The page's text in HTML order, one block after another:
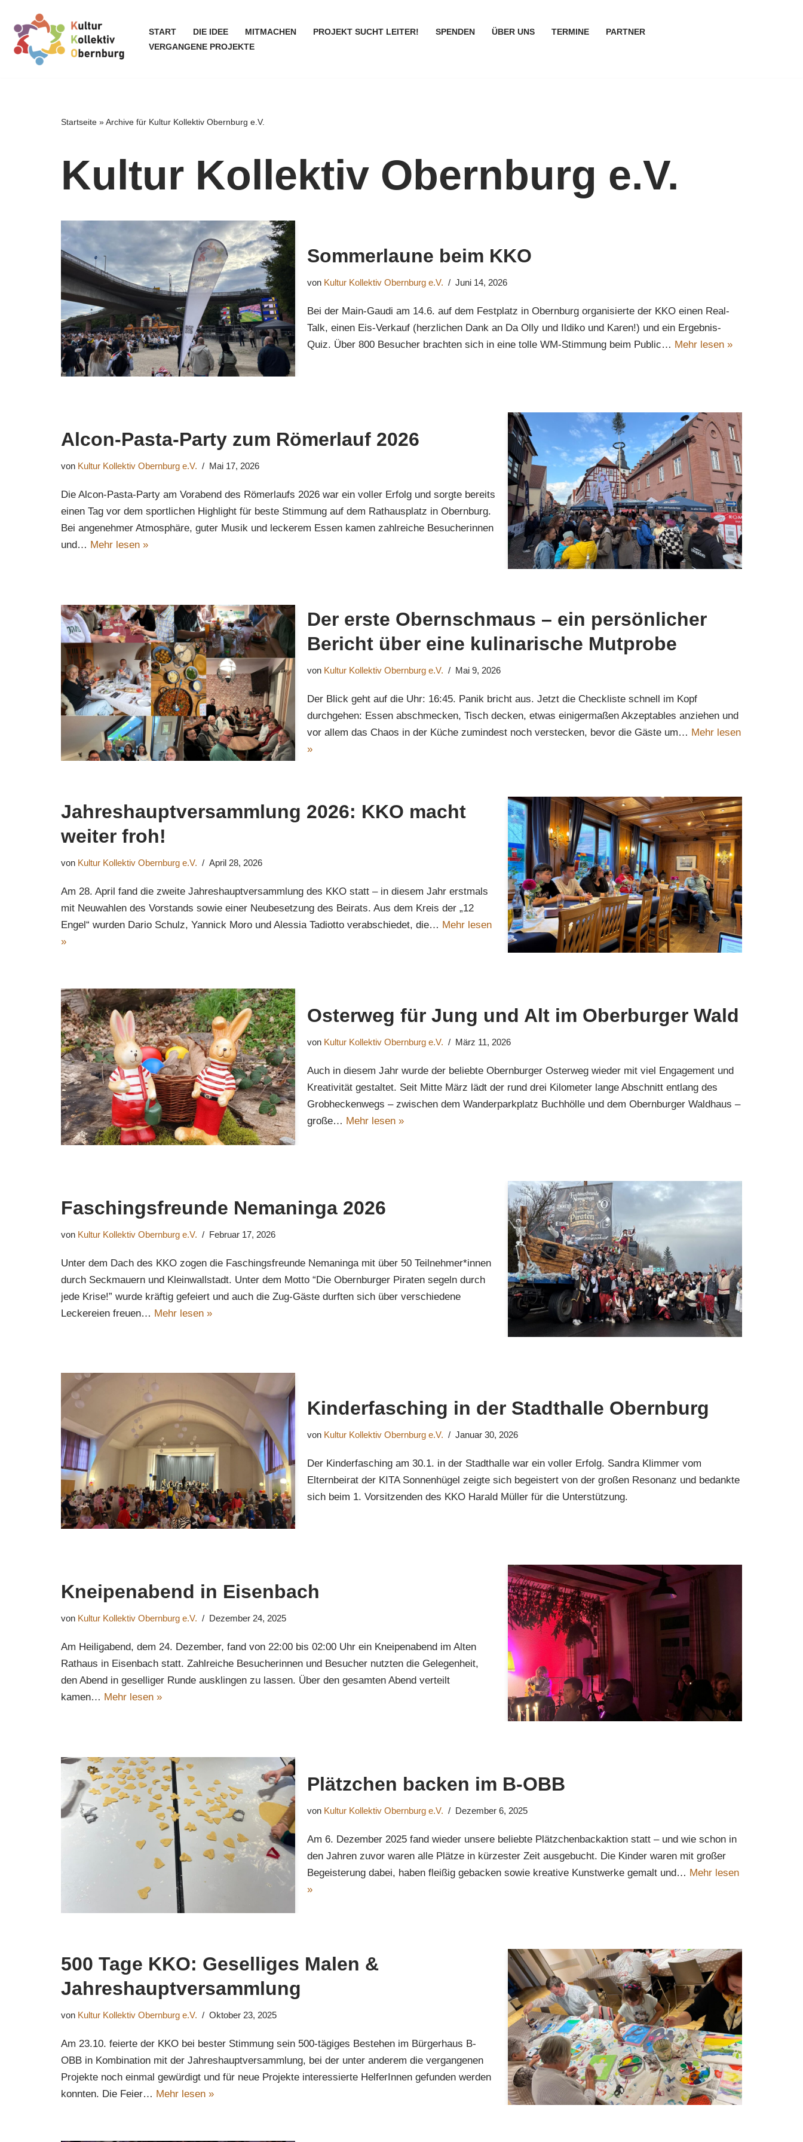
Zum
Inhalt
springen
START DIE IDEE MITMACHEN PROJEKT SUCHT LEITER! SPENDEN ÜBER UNS TERMINE
PARTNER
VERGANGENE PROJEKTE
Startseite »Archive für Kultur Kollektiv Obernburg e.V.
Kultur Kollektiv Obernburg e.V.
Sommerlaune beim KKO
von Kultur Kollektiv Obernburg e.V. Juni 14, 2026
Bei der Main-Gaudi am 14.6. auf dem Festplatz in Obernburg organisierte der KKO einen Real-
Talk, einen Eis-Verkauf (herzlichen Dank an Da Olly und Ildiko und Karen!) und ein Ergebnis-
Quiz. Über 800 Besucher brachten sich in eine tolle WM-Stimmung beim Public… Mehr lesen »
Alcon-Pasta-Party zum Römerlauf 2026
von Kultur Kollektiv Obernburg e.V. Mai 17, 2026
Die Alcon-Pasta-Party am Vorabend des Römerlaufs 2026 war ein voller Erfolg und sorgte bereits
einen Tag vor dem sportlichen Highlight für beste Stimmung auf dem Rathausplatz in Obernburg.
Bei angenehmer Atmosphäre, guter Musik und leckerem Essen kamen zahlreiche Besucherinnen
und… Mehr lesen »
Der erste Obernschmaus – ein persönlicher
Bericht über eine kulinarische Mutprobe
von Kultur Kollektiv Obernburg e.V. Mai 9, 2026
Der Blick geht auf die Uhr: 16:45. Panik bricht aus. Jetzt die Checkliste schnell im Kopf
durchgehen: Essen abschmecken, Tisch decken, etwas einigermaßen Akzeptables anziehen und
vor allem das Chaos in der Küche zumindest noch verstecken, bevor die Gäste um… Mehr lesen
»
Jahreshauptversammlung 2026: KKO macht
weiter froh!
von Kultur Kollektiv Obernburg e.V. April 28, 2026
Am 28. April fand die zweite Jahreshauptversammlung des KKO statt – in diesem Jahr erstmals
mit Neuwahlen des Vorstands sowie einer Neubesetzung des Beirats. Aus dem Kreis der „12
Engel“ wurden Dario Schulz, Yannick Moro und Alessia Tadiotto verabschiedet, die… Mehr lesen
»
Osterweg für Jung und Alt im Oberburger Wald
von Kultur Kollektiv Obernburg e.V. März 11, 2026
Auch in diesem Jahr wurde der beliebte Obernburger Osterweg wieder mit viel Engagement und
Kreativität gestaltet. Seit Mitte März lädt der rund drei Kilometer lange Abschnitt entlang des
Grobheckenwegs – zwischen dem Wanderparkplatz Buchhölle und dem Obernburger Waldhaus –
große… Mehr lesen »
Faschingsfreunde Nemaninga 2026
von Kultur Kollektiv Obernburg e.V. Februar 17, 2026
Unter dem Dach des KKO zogen die Faschingsfreunde Nemaninga mit über 50 Teilnehmer*innen
durch Seckmauern und Kleinwallstadt. Unter dem Motto “Die Obernburger Piraten segeln durch
jede Krise!” wurde kräftig gefeiert und auch die Zug-Gäste durften sich über verschiedene
Leckereien freuen… Mehr lesen »
Kinderfasching in der Stadthalle Obernburg
von Kultur Kollektiv Obernburg e.V. Januar 30, 2026
Der Kinderfasching am 30.1. in der Stadthalle war ein voller Erfolg. Sandra Klimmer vom
Elternbeirat der KITA Sonnenhügel zeigte sich begeistert von der großen Resonanz und bedankte
sich beim 1. Vorsitzenden des KKO Harald Müller für die Unterstützung.
Kneipenabend in Eisenbach
von Kultur Kollektiv Obernburg e.V. Dezember 24, 2025
Am Heiligabend, dem 24. Dezember, fand von 22:00 bis 02:00 Uhr ein Kneipenabend im Alten
Rathaus in Eisenbach statt. Zahlreiche Besucherinnen und Besucher nutzten die Gelegenheit,
den Abend in geselliger Runde ausklingen zu lassen. Über den gesamten Abend verteilt
kamen… Mehr lesen »
Plätzchen backen im B-OBB
von Kultur Kollektiv Obernburg e.V. Dezember 6, 2025
Am 6. Dezember 2025 fand wieder unsere beliebte Plätzchenbackaktion statt – und wie schon in
den Jahren zuvor waren alle Plätze in kürzester Zeit ausgebucht. Die Kinder waren mit großer
Begeisterung dabei, haben fleißig gebacken sowie kreative Kunstwerke gemalt und… Mehr lesen
»
500 Tage KKO: Geselliges Malen &
Jahreshauptversammlung
von Kultur Kollektiv Obernburg e.V. Oktober 23, 2025
Am 23.10. feierte der KKO bei bester Stimmung sein 500-tägiges Bestehen im Bürgerhaus B-
OBB in Kombination mit der Jahreshauptversammlung, bei der unter anderem die vergangenen
Projekte noch einmal gewürdigt und für neue Projekte interessierte HelferInnen gefunden werden
konnten. Die Feier… Mehr lesen »